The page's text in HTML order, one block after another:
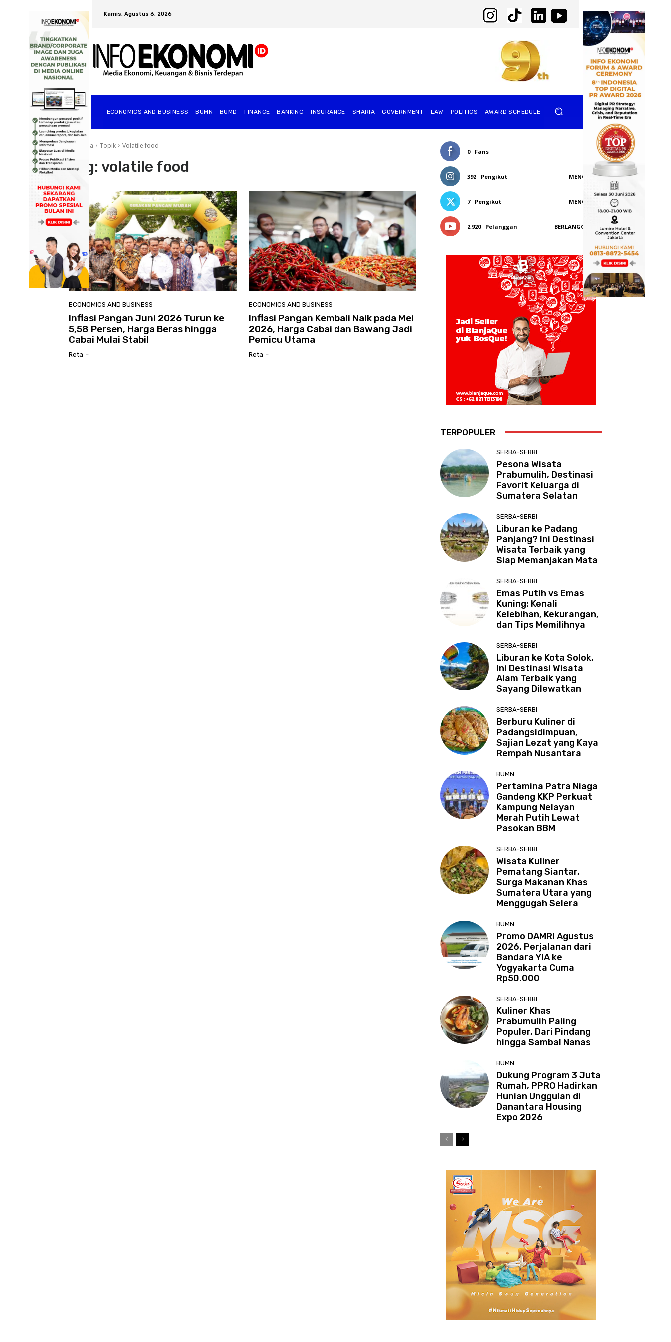
Kamis, Agustus 6, 2026
ECONOMICS AND BUSINESS BUMN BUMD FINANCE BANKING INSURANCE SHARIA GOVERNMENT ⁠LAW POLITICS AWARD SCHEDULE
Beranda Topik Volatile food
Tag: volatile food
ECONOMICS AND BUSINESS
Inflasi Pangan Juni 2026 Turun ke
5,58 Persen, Harga Beras hingga
Cabai Mulai Stabil
Reta -
ECONOMICS AND BUSINESS
Inflasi Pangan Kembali Naik pada Mei
2026, Harga Cabai dan Bawang Jadi
Pemicu Utama
Reta -
0 Fans SUKA
392 Pengikut MENGIKUTI
7 Pengikut MENGIKUTI
2,920 Pelanggan BERLANGGANAN
TERPOPULER
SERBA-SERBI
Pesona Wisata
Prabumulih, Destinasi
Favorit Keluarga di
Sumatera Selatan
SERBA-SERBI
Liburan ke Padang
Panjang? Ini Destinasi
Wisata Terbaik yang
Siap Memanjakan Mata
SERBA-SERBI
Emas Putih vs Emas
Kuning: Kenali
Kelebihan, Kekurangan,
dan Tips Memilihnya
SERBA-SERBI
Liburan ke Kota Solok,
Ini Destinasi Wisata
Alam Terbaik yang
Sayang Dilewatkan
SERBA-SERBI
Berburu Kuliner di
Padangsidimpuan,
Sajian Lezat yang Kaya
Rempah Nusantara
BUMN
Pertamina Patra Niaga
Gandeng KKP Perkuat
Kampung Nelayan
Merah Putih Lewat
Pasokan BBM
SERBA-SERBI
Wisata Kuliner
Pematang Siantar,
Surga Makanan Khas
Sumatera Utara yang
Menggugah Selera
BUMN
Promo DAMRI Agustus
2026, Perjalanan dari
Bandara YIA ke
Yogyakarta Cuma
Rp50.000
SERBA-SERBI
Kuliner Khas
Prabumulih Paling
Populer, Dari Pindang
hingga Sambal Nanas
BUMN
Dukung Program 3 Juta
Rumah, PPRO Hadirkan
Hunian Unggulan di
Danantara Housing
Expo 2026